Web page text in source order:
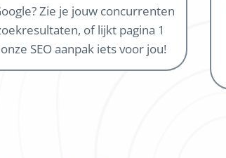
Zie je jouw concurrenten
of lijkt pagina 1
SEO aanpak iets voor jou!